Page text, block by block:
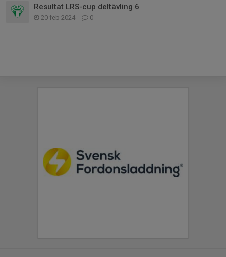
Resultat LRS-cup deltävling 6
20 feb 2024 0